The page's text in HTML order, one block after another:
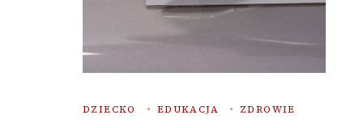
DZIECKO EDUKACJA ZDROWIE